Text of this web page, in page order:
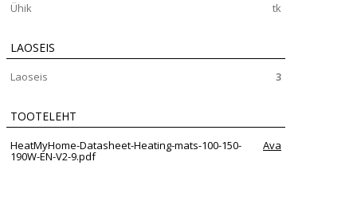
Ühik
tk
LAOSEIS
Laoseis 3
TOOTELEHT
HeatMyHome-Datasheet-Heating-mats-100-150-
190W-EN-V2-9.pdf
Ava